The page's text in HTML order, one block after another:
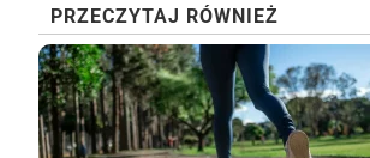
PRZECZYTAJ RÓWNIEŻ